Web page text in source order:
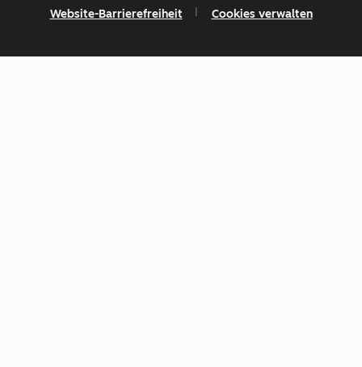
Website-Barrierefreiheit Cookies verwalten